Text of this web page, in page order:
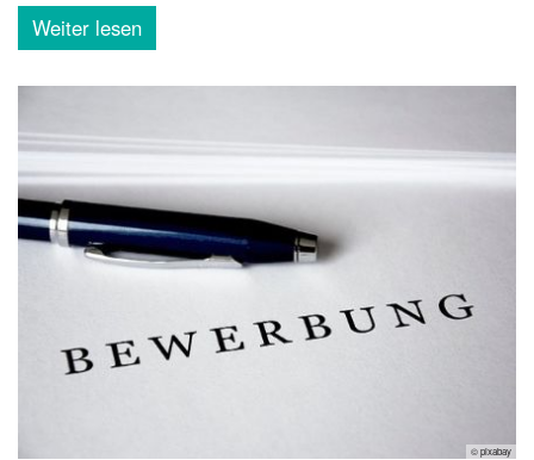
Weiter lesen
© pixabay